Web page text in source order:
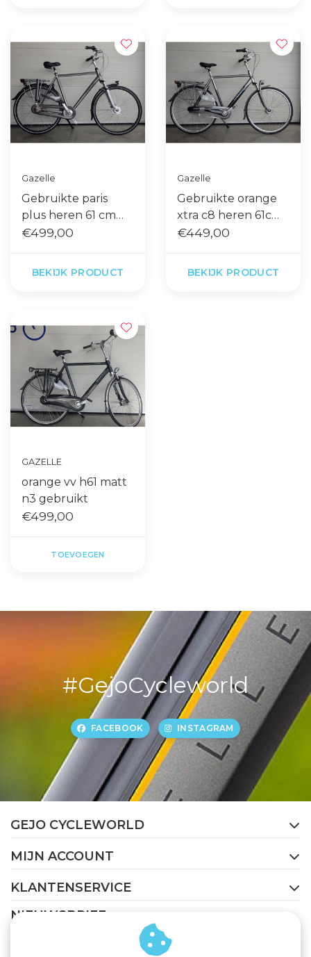
Gazelle
Gebruikte paris
plus heren 61 cm
titanium
€499,00
BEKIJK PRODUCT
Gazelle
Gebruikte orange
xtra c8 heren 61cm
blauw
€449,00
BEKIJK PRODUCT
GAZELLE
orange vv h61 matt
n3 gebruikt
€499,00
TOEVOEGEN
#GejoCycleworld
FACEBOOK INSTAGRAM
GEJO CYCLEWORLD
MIJN ACCOUNT
KLANTENSERVICE
NIEUWSBRIEF
Abonneer je op onze nieuwsbrief om op de hoogte te